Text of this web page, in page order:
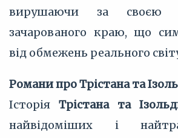
вирушаючи за своєю
зачарованого краю, що
від обмежень реального
Романи про Трістана та
Історія Трістана та
найвідоміших і